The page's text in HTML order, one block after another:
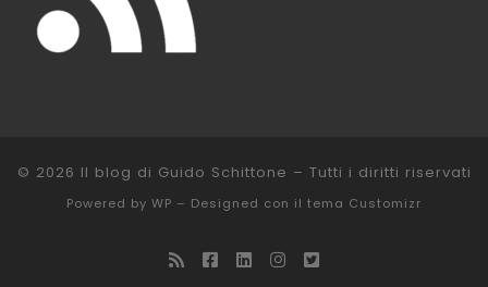
© 2026 Il blog di Guido Schittone – Tutti i diritti riservati
Powered by WP – Designed con il tema Customizr